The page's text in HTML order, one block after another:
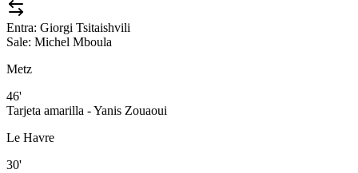
Entra: Giorgi Tsitaishvili
Sale: Michel Mboula
Metz
46'
Tarjeta amarilla - Yanis Zouaoui
Le Havre
30'